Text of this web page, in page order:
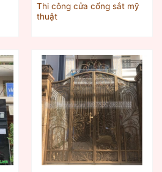
Thi công cửa cổng sắt mỹ
thuật